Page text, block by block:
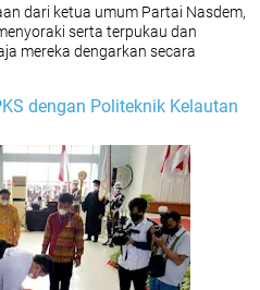
dari ketua umum Partai Nasdem,
serta terpukau dan
mereka dengarkan secara
dengan Politeknik Kelautan